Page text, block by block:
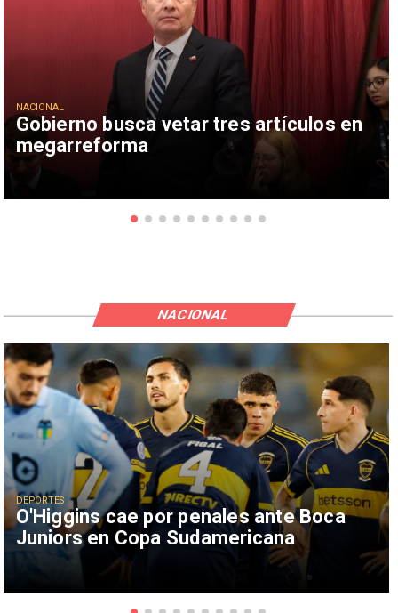
Gobierno busca vetar tres artículos en
megarreforma
NACIONAL
O'Higgins cae por penales ante Boca
Juniors en Copa Sudamericana
DEPORTES
NACIONAL